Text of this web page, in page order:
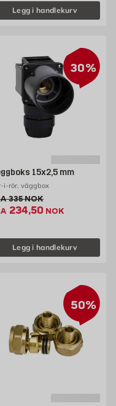
Legg i handlekurv
30%
15x2,5 mm
i-rör, väggbox
Gammel pris 335 NOK /stk
335NOK
Ekstrapris 234.5
234,50 NOK
Legg i handlekurv
50%